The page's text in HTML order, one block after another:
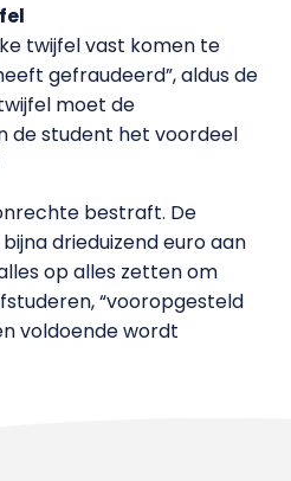
twijfel vast komen te
gefraudeerd”, aldus de
moet de
de student het voordeel
bestraft. De
drieduizend euro aan
op alles zetten om
“vooropgesteld
voldoende wordt